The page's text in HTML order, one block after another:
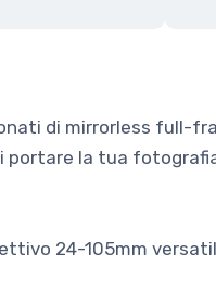
di mirrorless full-
portare la tua
24-105mm